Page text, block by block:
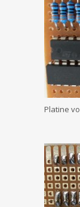
Platine